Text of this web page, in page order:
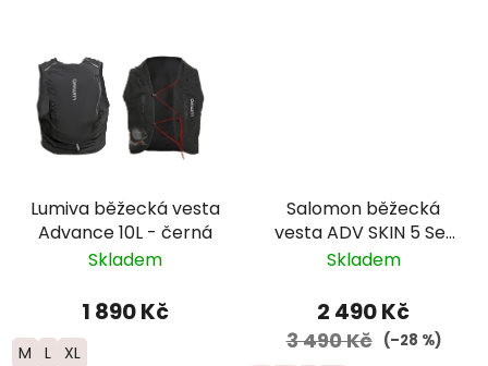
Lumiva běžecká vesta
Advance 10L - černá
Skladem
1 890 Kč
M L XL
Salomon běžecká
vesta ADV SKIN 5 Set
-červená 2025
Skladem
2 490 Kč
3 490 Kč (–28 %)